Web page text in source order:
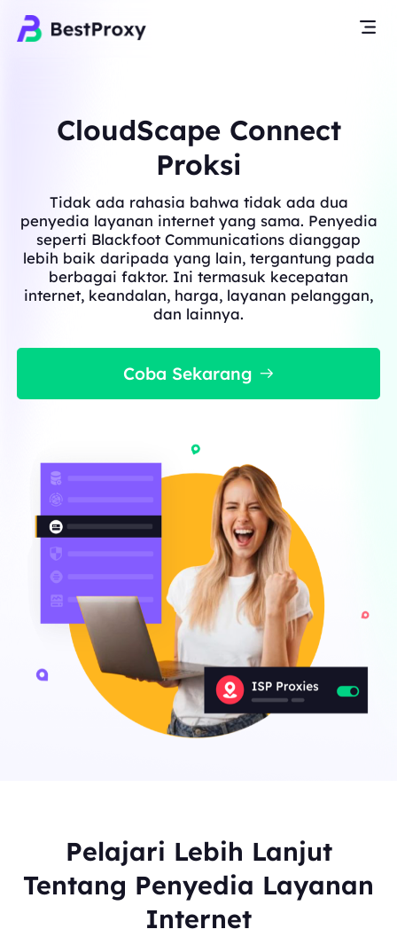
CloudScape Connect
Proksi
Tidak ada rahasia bahwa tidak ada dua
penyedia layanan internet yang sama. Penyedia
seperti Blackfoot Communications dianggap
lebih baik daripada yang lain, tergantung pada
berbagai faktor. Ini termasuk kecepatan
internet, keandalan, harga, layanan pelanggan,
dan lainnya.
Coba Sekarang
Pelajari Lebih Lanjut
Tentang Penyedia Layanan
Internet